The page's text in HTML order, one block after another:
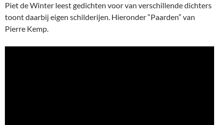
Piet de Winter leest gedichten voor van verschillende dichters
toont daarbij eigen schilderijen. Hieronder “Paarden” van
Pierre Kemp.